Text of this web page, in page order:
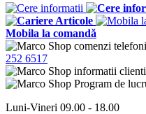
Articole
Mobila la comandă
252 6517
Luni-Vineri 09.00 - 18.00